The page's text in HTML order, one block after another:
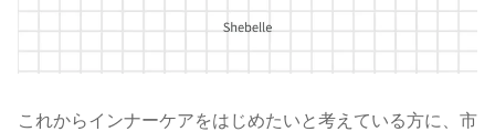
これからインナーケアをはじめたいと考えている方に、市